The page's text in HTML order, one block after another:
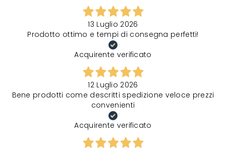
13 Luglio 2026
Prodotto ottimo e tempi di consegna perfetti!
Acquirente verificato
12 Luglio 2026
Bene prodotti come descritti spedizione veloce prezzi
convenienti
Acquirente verificato